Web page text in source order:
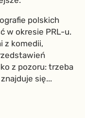
polskich
w okresie PRL-u.
z komedii,
z pozoru: trzeba
się...